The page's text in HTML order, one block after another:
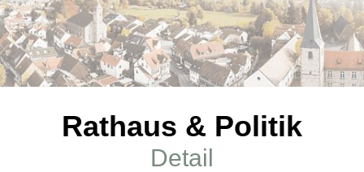
Rathaus & Politik
Detail